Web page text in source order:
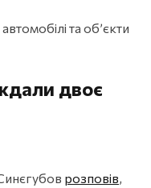
та об’єкти
двоє
розповів,